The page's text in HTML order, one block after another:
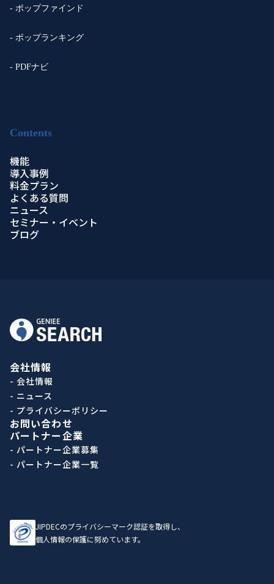
- ポップファインド
- ポップランキング
- PDFナビ
Contents
機能
導入事例
料金プラン
よくある質問
ニュース
セミナー・イベント
ブログ
会社情報
- 会社情報
- ニュース
- プライバシーポリシー
お問い合わせ
パートナー企業
- パートナー企業募集
- パートナー企業一覧
JIPDECのプライバシーマーク認証を取得し、
個人情報の保護に努めています。